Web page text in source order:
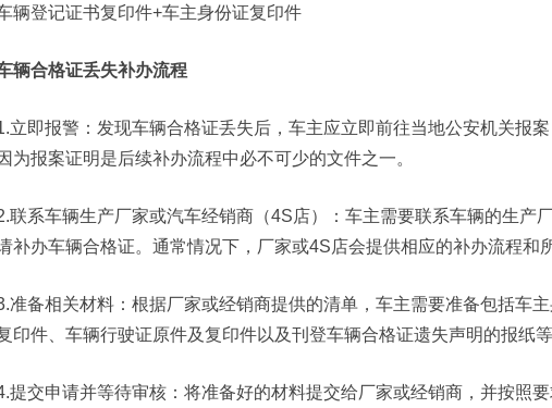
辆登记证书复印件+车主身份证复印件
辆合格证丢失补办流程
立即报警‌：发现车辆合格证丢失后，车主应立即前往当地公安机关报
为报案证明是后续补办流程中必不可少的文件之一。
联系车辆生产厂家或汽车经销商（4S店）‌：车主需要联系车辆的生产
补办车辆合格证。通常情况下，厂家或4S店会提供相应的补办流程和
准备相关材料‌：根据厂家或经销商提供的清单，车主需要准备包括车
印件、车辆行驶证原件及复印件以及刊登车辆合格证遗失声明的报纸等
提交申请并等待审核‌：将准备好的材料提交给厂家或经销商，并按照